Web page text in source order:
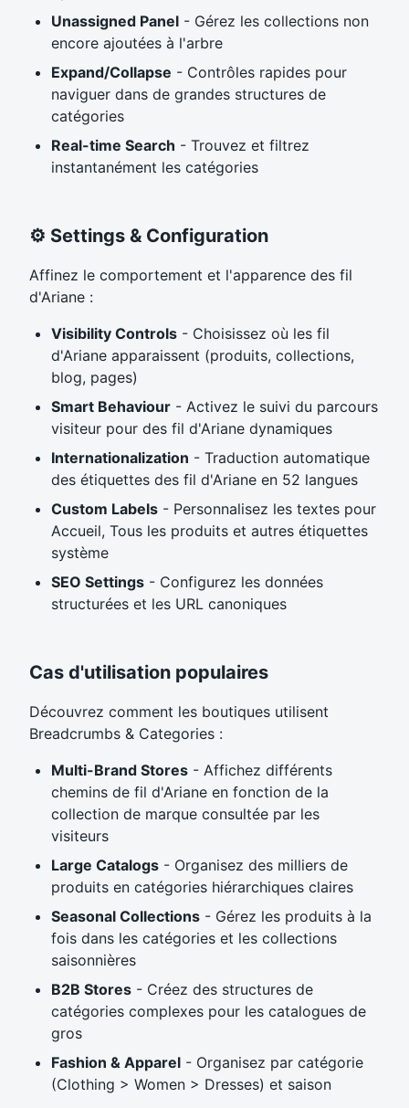
Unassigned Panel - Gérez les collections non
encore ajoutées à l'arbre
Expand/Collapse - Contrôles rapides pour
naviguer dans de grandes structures de
catégories
Real-time Search - Trouvez et filtrez
instantanément les catégories
⚙️ Settings & Configuration
Affinez le comportement et l'apparence des fil
d'Ariane :
Visibility Controls - Choisissez où les fil
d'Ariane apparaissent (produits, collections,
blog, pages)
Smart Behaviour - Activez le suivi du parcours
visiteur pour des fil d'Ariane dynamiques
Internationalization - Traduction automatique
des étiquettes des fil d'Ariane en 52 langues
Custom Labels - Personnalisez les textes pour
Accueil, Tous les produits et autres étiquettes
système
SEO Settings - Configurez les données
structurées et les URL canoniques
Cas d'utilisation populaires
Découvrez comment les boutiques utilisent
Breadcrumbs & Categories :
Multi-Brand Stores - Affichez différents
chemins de fil d'Ariane en fonction de la
collection de marque consultée par les
visiteurs
Large Catalogs - Organisez des milliers de
produits en catégories hiérarchiques claires
Seasonal Collections - Gérez les produits à la
fois dans les catégories et les collections
saisonnières
B2B Stores - Créez des structures de
catégories complexes pour les catalogues de
gros
Fashion & Apparel - Organisez par catégorie
(Clothing > Women > Dresses) et saison